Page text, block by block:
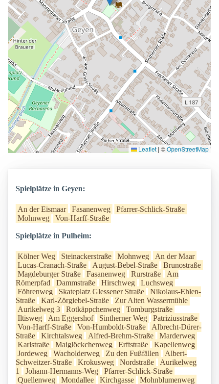
Leaflet | ©OpenStreetMap
Spielplätze in Geyen:
An der Eismaar Fasanenweg
Pfarrer-Schlick-Straße
Mohnweg
Von-Harff-Straße
Spielplätze in Pulheim:
Kölner Weg Steinackerstraße Mohnweg
An der Maar
Lucas-Cranach-Straße
August-Bebel-Straße
Brunostraße
Magdeburger Straße
Fasanenweg Rurstraße
Am
Römerpfad
Dammstraße Hirschweg
Luchsweg
Föhrenweg
Skateplatz Glessener Straße
Nikolaus-Ehlen-
Straße
Karl-Zörgiebel-Straße
Zur Alten Wassermühle
Aurikelweg 3
Rotkäppchenweg
Tomburgstraße
Iltisweg
Am Eggershof Sintherner Weg
Patriziusstraße
Von-Harff-Straße
Von-Humboldt-Straße
Albrecht-Dürer-
Straße
Kirchtalsweg Alfred-Brehm-Straße
Marderweg
Karlstraße
Maiglöckchenweg Erftstraße
Kapellenweg
Jordeweg
Wacholderweg Zu den Fußfällen
Albert-
Schweitzer-Straße
Krokusweg Nordstraße
Aurikelweg
1
Johann-Hermanns-Weg
Pfarrer-Schlick-Straße
Quellenweg
Mondallee Kirchgasse
Mohnblumenweg